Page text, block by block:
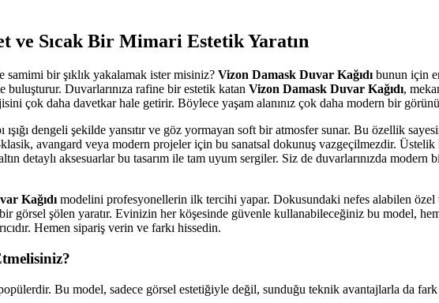
ve Sıcak Bir Mimari Estetik Yaratın
bir şıklık yakalamak ister misiniz? Vizon Damask Duvar Kağıdı bunun için
Duvarlarınıza rafine bir estetik katan Vizon Damask Duvar Kağıdı,
çok daha davetkar hale getirir. Böylece yaşam alanınız çok daha modern bir
dengeli şekilde yansıtır ve göz yormayan soft bir atmosfer sunar. Bu özellik
avangard veya modern projeler için bu sanatsal dokunuş vazgeçilmezdir. Üstelik
detaylı aksesuarlar bu tasarım ile tam uyum sergiler. Siz de duvarlarınızda modern
Kağıdı modelini profesyonellerin ilk tercihi yapar. Dokusundaki nefes alabilen
görsel şölen yaratır. Evinizin her köşesinde güvenle kullanabileceğiniz bu model,
Hemen sipariş verin ve farkı hissedin.
Bu model, sadece görsel estetiğiyle değil, sunduğu teknik avantajlarla da